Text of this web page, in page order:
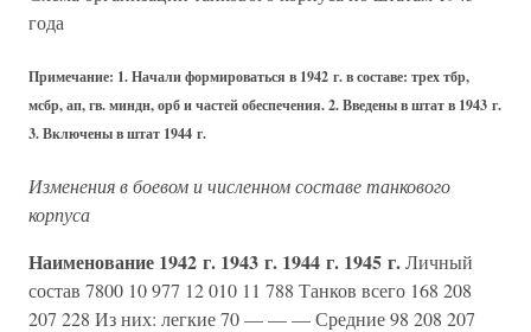
установки 8 8 8 8
Схема организации танкового корпуса по штатам 1945
года
Примечание: 1. Начали формироваться в 1942 г. в составе: трех тбр,
мсбр, ап, гв. миндн, орб и частей обеспечения. 2. Введены в штат в 1943 г.